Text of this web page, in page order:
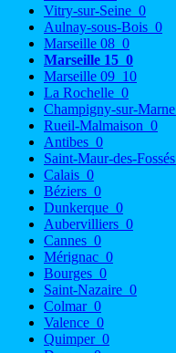
Vitry-sur-Seine 0
Aulnay-sous-Bois 0
Marseille 08 0
Marseille 15 0
Marseille 09 10
La Rochelle 0
Champigny-sur-Marne
Rueil-Malmaison 0
Antibes 0
Saint-Maur-des-Fossés
Calais 0
Béziers 0
Dunkerque 0
Aubervilliers 0
Cannes 0
Mérignac 0
Bourges 0
Saint-Nazaire 0
Colmar 0
Valence 0
Quimper 0